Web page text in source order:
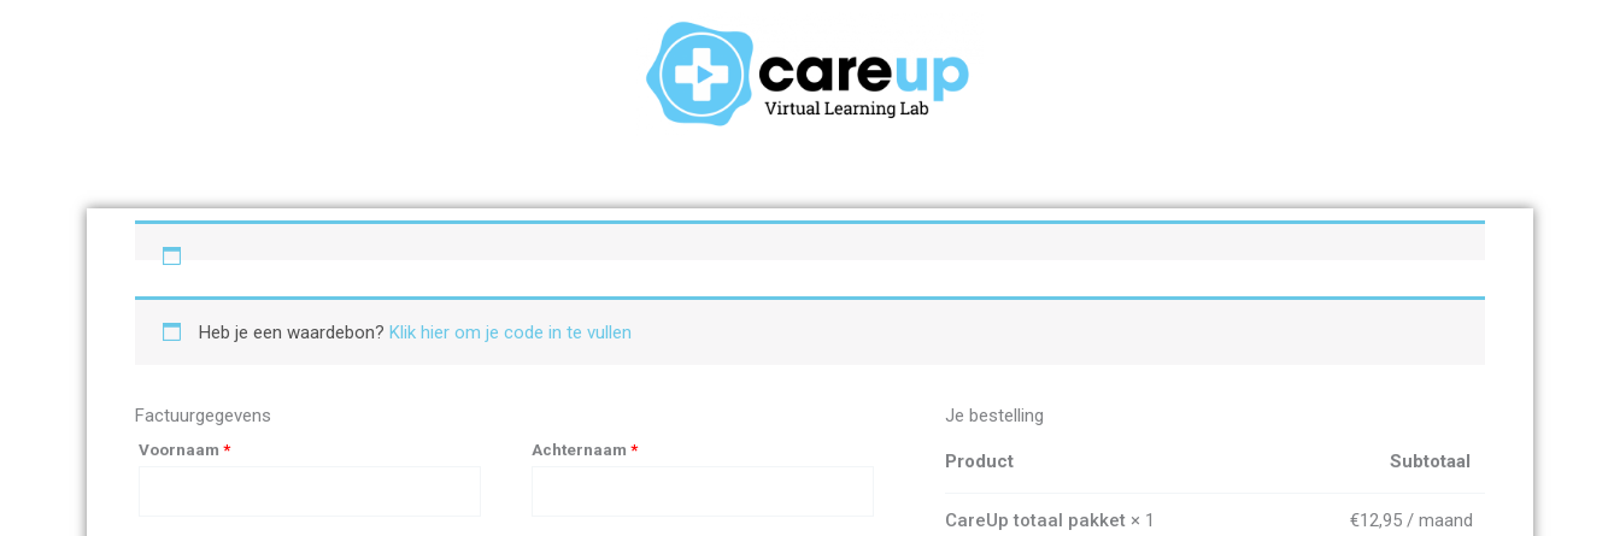
Heb je een waardebon? Klik hier om je code in te vullen
Factuurgegevens
Voornaam * Achternaam*
Je bestelling
Product Subtotaal
CareUp totaal pakket × 1 €12,95 / maand